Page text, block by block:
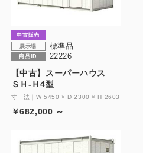
ユニットハウス
モジュール建築（プレハブ）
システム建築
危険物保管庫
中古販売
展示場
標準品
商品ID 22226
【中古】スーパーハウス
ＳＨ-Ｈ4型
寸 法｜W 5450 × D 2300 × H 2603
￥682,000 ～